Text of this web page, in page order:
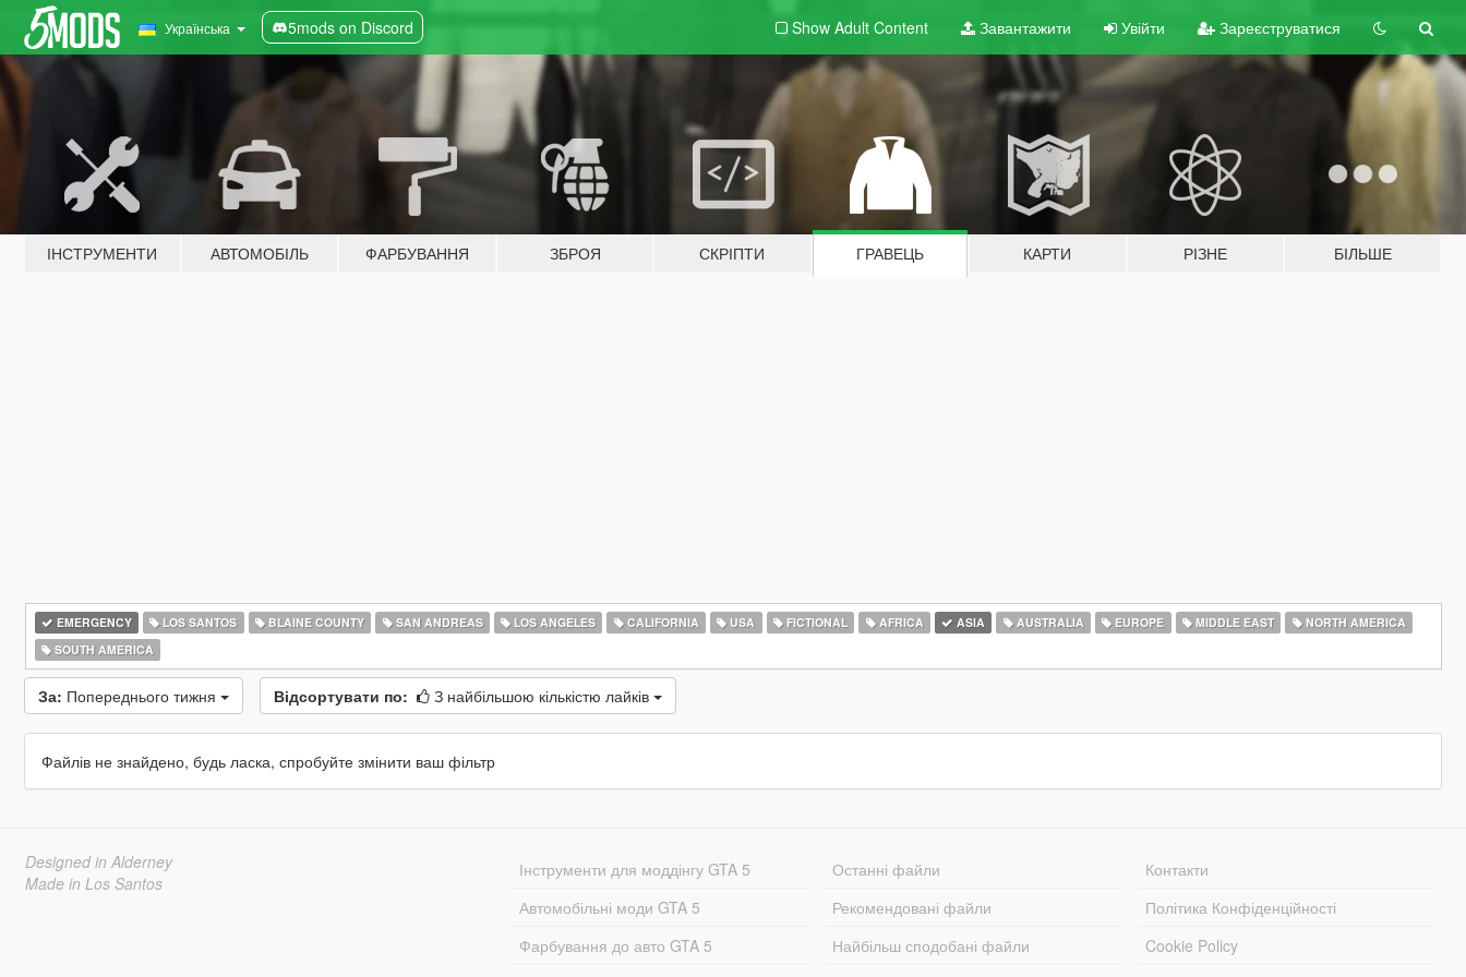
Українська 5mods on Discord Show Adult Content Завантажити Увійти Зареєструватися
ІНСТРУМЕНТИ АВТОМОБІЛЬ ФАРБУВАННЯ ЗБРОЯ СКРІПТИ ГРАВЕЦЬ КАРТИ РІЗНЕ БІЛЬШЕ
EMERGENCY LOS SANTOS BLAINE COUNTY SAN ANDREAS LOS ANGELES CALIFORNIA USA FICTIONAL AFRICA ASIA AUSTRALIA EUROPE MIDDLE EAST
NORTH AMERICA
SOUTH AMERICA
За: Попереднього тижня Відсортувати по: З найбільшою кількістю лайків
Файлів не знайдено, будь ласка, спробуйте змінити ваш фільтр
Designed in Alderney
Made in Los Santos
Інструменти для моддінгу GTA 5
Автомобільні моди GTA 5
Фарбування до авто GTA 5
Останні файли
Рекомендовані файли
Найбільш сподобані файли
Контакти
Політика Конфіденційності
Cookie Policy